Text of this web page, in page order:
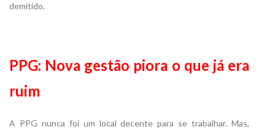
demitido.
PPG: Nova gestão piora o que já era
ruim
A PPG nunca foi um local decente para se trabalhar. Mas,